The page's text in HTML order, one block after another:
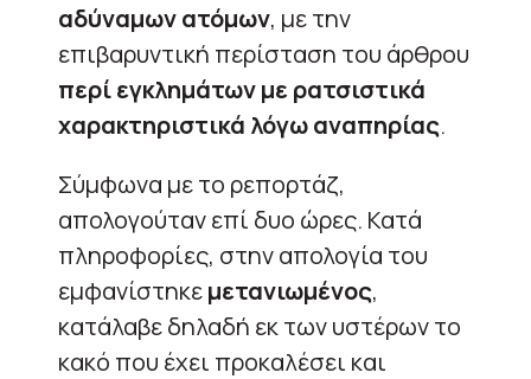
αδύναμων ατόμων, με την
επιβαρυντική περίσταση του άρθρου
περί εγκλημάτων με ρατσιστικά
χαρακτηριστικά λόγω αναπηρίας.
Σύμφωνα με το ρεπορτάζ,
απολογούταν επί δυο ώρες. Κατά
πληροφορίες, στην απολογία του
εμφανίστηκεμετανιωμένος,
κατάλαβε δηλαδή εκ των υστέρων το
κακό που έχει προκαλέσει και